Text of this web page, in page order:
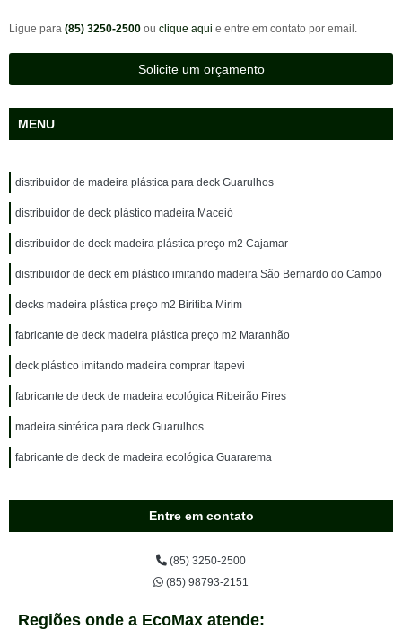
Ligue para (85) 3250-2500 ou clique aqui e entre em contato por email.
Solicite um orçamento
MENU
distribuidor de madeira plástica para deck Guarulhos
distribuidor de deck plástico madeira Maceió
distribuidor de deck madeira plástica preço m2 Cajamar
distribuidor de deck em plástico imitando madeira São Bernardo do Campo
decks madeira plástica preço m2 Biritiba Mirim
fabricante de deck madeira plástica preço m2 Maranhão
deck plástico imitando madeira comprar Itapevi
fabricante de deck de madeira ecológica Ribeirão Pires
madeira sintética para deck Guarulhos
fabricante de deck de madeira ecológica Guararema
Entre em contato
(85) 3250-2500
(85) 98793-2151
Regiões onde a EcoMax atende: